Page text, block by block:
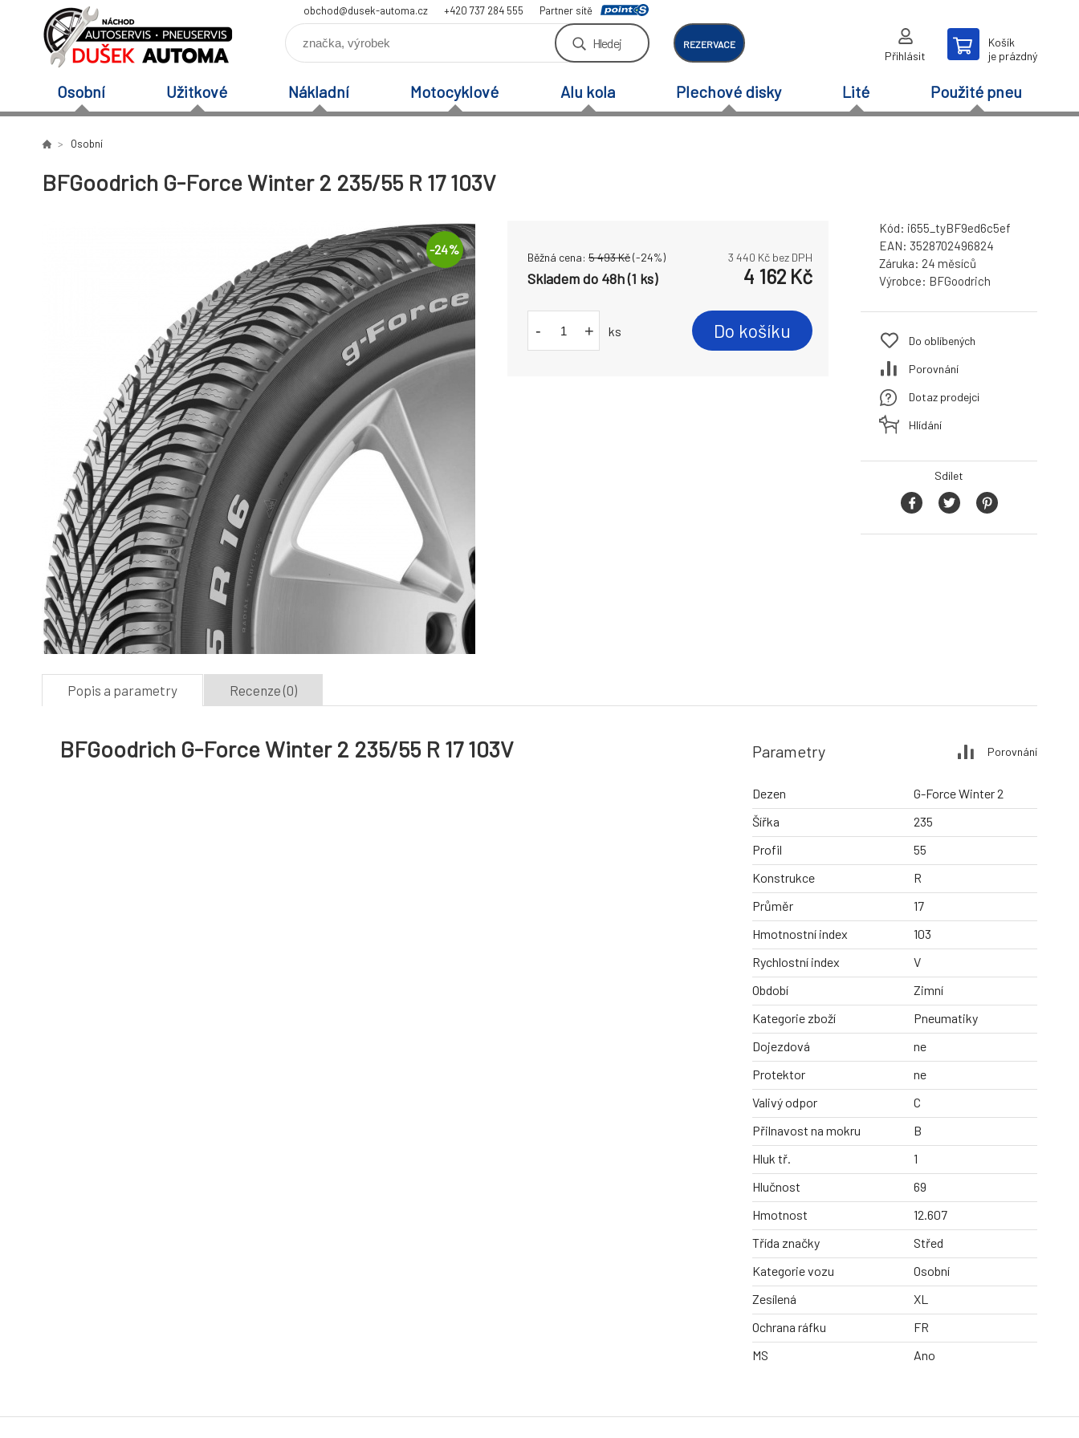
obchod@dusek-automa.cz +420 737 284 555 Partner sítě
Hledej REZERVACE
Přihlásit
Košík
je prázdný
Osobní Užitkové Nákladní Motocyklové Alu kola Plechové disky Lité Použité pneu
Osobní
BFGoodrich G-Force Winter 2 235/55 R 17 103V
-24%
Běžná cena: 5 493Kč(-24%) 3 440 Kč bez DPH
Skladem do 48h (1 ks) 4 162 Kč
- + ks Do košíku
Kód: i655_tyBF9ed6c5ef
EAN: 3528702496824
Záruka: 24 měsíců
Výrobce: BFGoodrich
Do oblíbených
Porovnání
Dotaz prodejci
Hlídání
Sdílet
Popis a parametry Recenze (0)
BFGoodrich G-Force Winter 2 235/55 R 17 103V Parametry Porovnání
Dezen
G-Force Winter 2
Šířka
235
Profil
55
Konstrukce
R
Průměr
17
Hmotnostní index
103
Rychlostní index
V
Období
Zimní
Kategorie zboží
Pneumatiky
Dojezdová
ne
Protektor
ne
Valivý odpor
C
Přilnavost na mokru
B
Hluk tř.
1
Hlučnost
69
Hmotnost
12.607
Třída značky
Střed
Kategorie vozu
Osobní
Zesílená
XL
Ochrana ráfku
FR
MS
Ano